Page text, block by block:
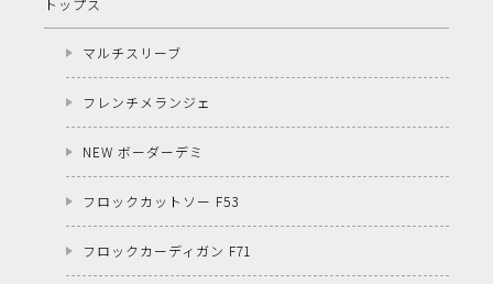
マルチスリーブ
フレンチメランジェ
NEW ボーダーデミ
フロックカットソー F53
フロックカーディガン F71